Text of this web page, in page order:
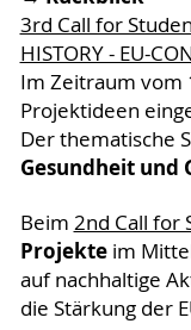
3rd Call for
HISTORY - EU-
Im Zeitraum vom
Projektideen
Der thematische
Gesundheit und
Beim 2nd Call for
Projekteim
auf nachhaltige
die Stärkung der